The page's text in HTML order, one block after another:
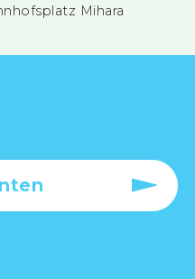
Mihara